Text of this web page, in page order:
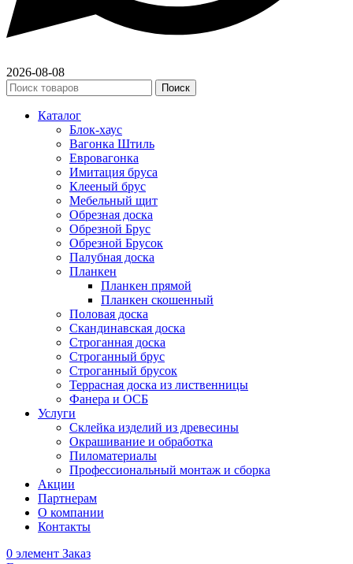
2026-08-08
Поиск
Каталог
Блок-хаус
Вагонка Штиль
Евровагонка
Имитация бруса
Клееный брус
Мебельный щит
Обрезная доска
Обрезной Брус
Обрезной Брусок
Палубная доска
Планкен
Планкен прямой
Планкен скошенный
Половая доска
Скандинавская доска
Строганная доска
Строганный брус
Строганный брусок
Террасная доска из лиственницы
Фанера и ОСБ
Услуги
Склейка изделий из древесины
Окрашивание и обработка
Пиломатериалы
Профессиональный монтаж и сборка
Акции
Партнерам
О компании
Контакты
0 элемент Заказ